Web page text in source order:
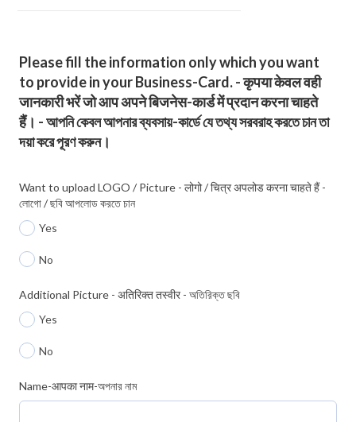
Please fill the information only which you want
to provide in your Business-Card. - कृपया केवल वही
जानकारी भरें जो आप अपने बिजनेस-कार्ड में प्रदान करना चाहते
हैं। - আপনি কেবল আপনার ব্যবসায়-কার্ডে যে তথ্য সরবরাহ করতে চান তা
দয়া করে পূরণ করুন।
Want to upload LOGO / Picture - लोगो / चित्र अपलोड करना चाहते हैं -
লোগো / ছবি আপলোড করতে চান
Yes
No
Additional Picture - अतिरिक्त तस्वीर - অতিরিক্ত ছবি
Yes
No
Name-आपका नाम-অপনার নাম